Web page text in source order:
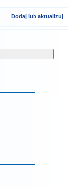
Dodaj lub aktualizuj